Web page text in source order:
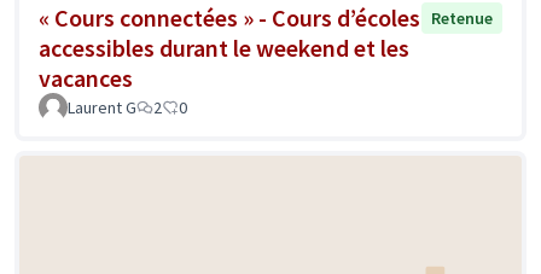
« Cours connectées » - Cours d’écoles
accessibles durant le weekend et les
vacances
Retenue
Laurent G 2 0